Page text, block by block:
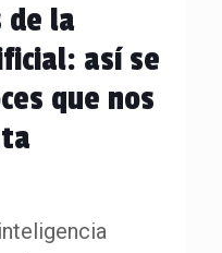
de la
así se
que nos